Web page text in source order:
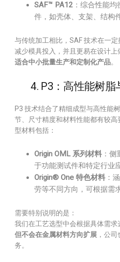
SAF™ PA12 ：综合性能
件，如壳体、支架、结构
与传统加工相比，SAF 技术在一定
减少模具投入，并且更易在设计上
适合中小批量生产和定制化产品。
4. P3：高性能树脂
P3 技术结合了精细成型与高性能
节、尺寸精度和材料性能都有较
型材料包括：
Origin OML 系列材料 ：
于功能测试件和特定行业
Origin® One 特色材料 ：
劳等不同方向，可根据需
需要特别说明的是：
我们在工艺选型中会根据具体需求
但不会在金属材料方向扩展 ，公
务。